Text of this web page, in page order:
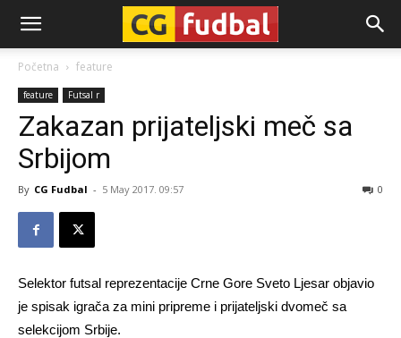
CG-
Fudbal
Početna feature
feature Futsal r
Zakazan prijateljski meč sa
Srbijom
By CG Fudbal - 5 May 2017. 09:57 0
Selektor futsal reprezentacije Crne Gore Sveto Ljesar objavio
je spisak igrača za mini pripreme i prijateljski dvomeč sa
selekcijom Srbije.